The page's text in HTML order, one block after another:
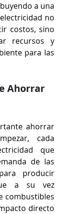
a una
no
costos, sino
recursos y
para las
Ahorrar
ahorrar
cada
que
de las
producir
a su vez
combustibles
directo